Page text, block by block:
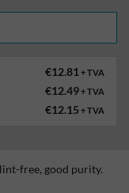
€12.81 + TVA
€12.49+ TVA
€12.15 + TVA
free, good purity.